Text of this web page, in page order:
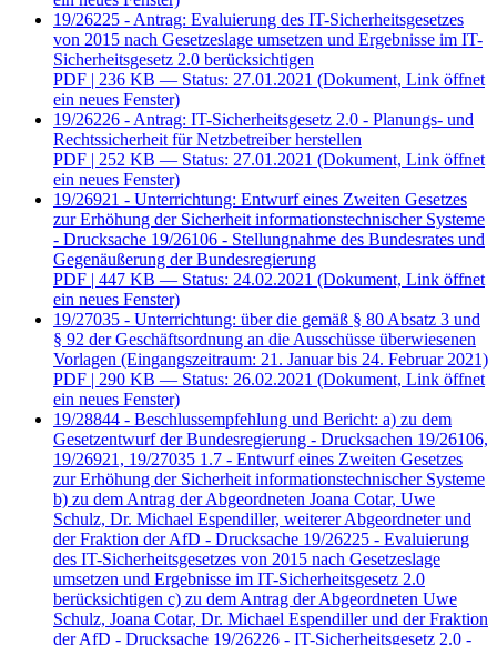
19/26225 - Antrag: Evaluierung des IT-Sicherheitsgesetzes
von 2015 nach Gesetzeslage umsetzen und Ergebnisse im IT-
Sicherheitsgesetz 2.0 berücksichtigen
PDF | 236 KB — Status: 27.01.2021 (Dokument, Link öffnet
ein neues Fenster)
19/26226 - Antrag: IT-Sicherheitsgesetz 2.0 - Planungs- und
Rechtssicherheit für Netzbetreiber herstellen
PDF | 252 KB — Status: 27.01.2021 (Dokument, Link öffnet
ein neues Fenster)
19/26921 - Unterrichtung: Entwurf eines Zweiten Gesetzes
zur Erhöhung der Sicherheit informationstechnischer Systeme
- Drucksache 19/26106 - Stellungnahme des Bundesrates und
Gegenäußerung der Bundesregierung
PDF | 447 KB — Status: 24.02.2021 (Dokument, Link öffnet
ein neues Fenster)
19/27035 - Unterrichtung: über die gemäß § 80 Absatz 3 und
§ 92 der Geschäftsordnung an die Ausschüsse überwiesenen
Vorlagen (Eingangszeitraum: 21. Januar bis 24. Februar 2021)
PDF | 290 KB — Status: 26.02.2021 (Dokument, Link öffnet
ein neues Fenster)
19/28844 - Beschlussempfehlung und Bericht: a) zu dem
Gesetzentwurf der Bundesregierung - Drucksachen 19/26106,
19/26921, 19/27035 1.7 - Entwurf eines Zweiten Gesetzes
zur Erhöhung der Sicherheit informationstechnischer Systeme
b) zu dem Antrag der Abgeordneten Joana Cotar, Uwe
Schulz, Dr. Michael Espendiller, weiterer Abgeordneter und
der Fraktion der AfD - Drucksache 19/26225 - Evaluierung
des IT-Sicherheitsgesetzes von 2015 nach Gesetzeslage
umsetzen und Ergebnisse im IT-Sicherheitsgesetz 2.0
berücksichtigen c) zu dem Antrag der Abgeordneten Uwe
Schulz, Joana Cotar, Dr. Michael Espendiller und der Fraktion
der AfD - Drucksache 19/26226 - IT-Sicherheitsgesetz 2.0 -